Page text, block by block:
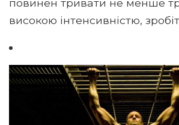
повинен тривати не менше
високою інтенсивністю,